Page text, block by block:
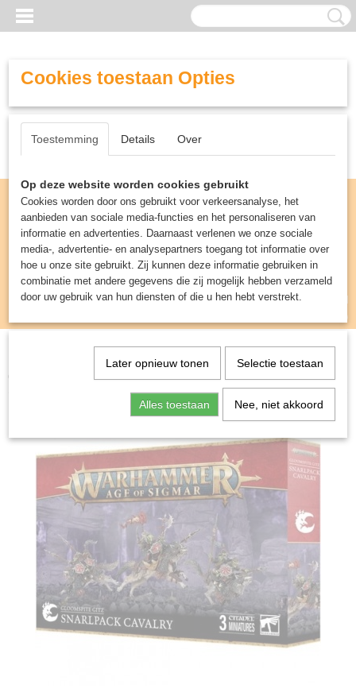
Inloggen Registreren
UW WINKELWAGEN
(0)
Miniature Gaming>Gloomspite Gitz Snarlpack
Cookies toestaan Opties
Toestemming Details Over
Op deze website worden cookies gebruikt
Cookies worden door ons gebruikt voor verkeersanalyse, het
aanbieden van sociale media-functies en het personaliseren van
informatie en advertenties. Daarnaast verlenen we onze sociale
media-, advertentie- en analysepartners toegang tot informatie over
hoe u onze site gebruikt. Zij kunnen deze informatie gebruiken in
combinatie met andere gegevens die zij mogelijk hebben verzameld
door uw gebruik van hun diensten of die u hen hebt verstrekt.
Later opnieuw tonen Selectie toestaan
Alles toestaan Nee, niet akkoord